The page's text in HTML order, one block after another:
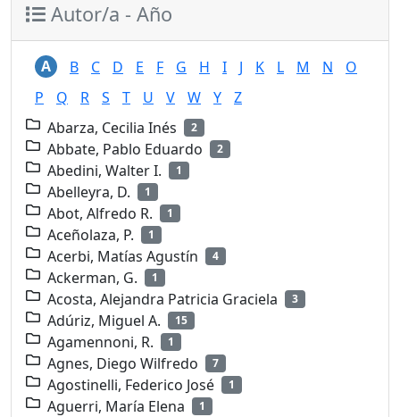
Autor/a - Año
A B C D E F G H I J K L M N
O
P
Q R S T U V W Y
Z
Abarza, Cecilia Inés
2
Abbate, Pablo Eduardo 2
Abedini, Walter I. 1
Abelleyra, D. 1
Abot, Alfredo R. 1
Aceñolaza, P. 1
Acerbi, Matías Agustín 4
Ackerman, G. 1
Acosta, Alejandra Patricia Graciela 3
Adúriz, Miguel A. 15
Agamennoni, R. 1
Agnes, Diego Wilfredo 7
Agostinelli, Federico José 1
Aguerri, María Elena 1